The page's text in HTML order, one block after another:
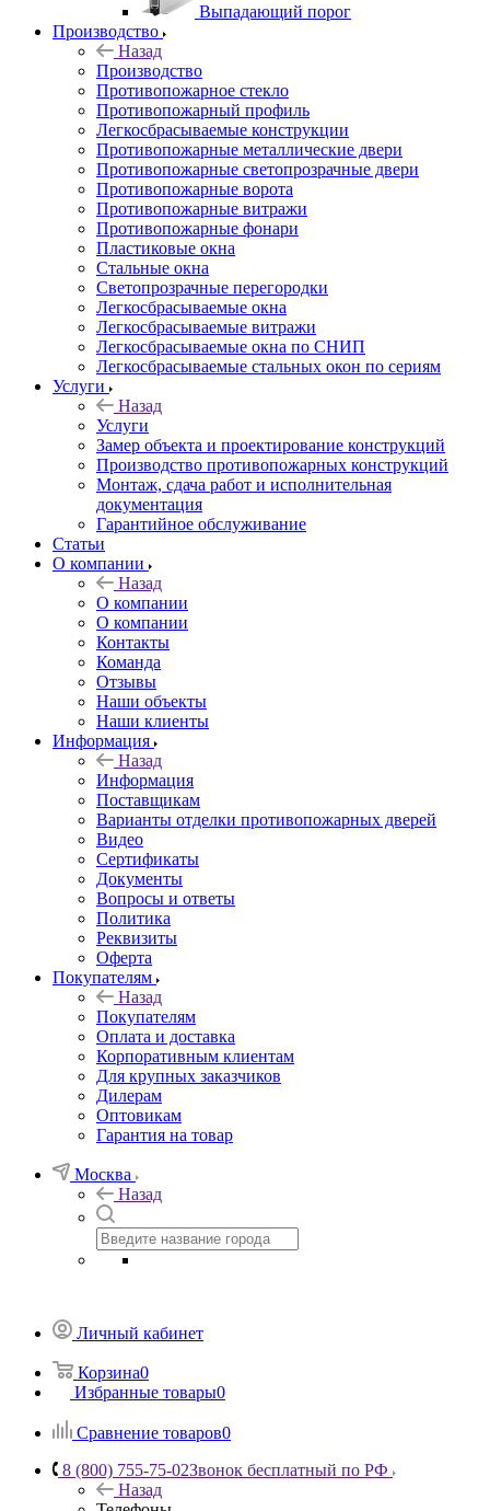
Выпадающий порог
Производство
Назад
Производство
Противопожарное стекло
Противопожарный профиль
Легкосбрасываемые конструкции
Противопожарные металлические двери
Противопожарные светопрозрачные двери
Противопожарные ворота
Противопожарные витражи
Противопожарные фонари
Пластиковые окна
Стальные окна
Светопрозрачные перегородки
Легкосбрасываемые окна
Легкосбрасываемые витражи
Легкосбрасываемые окна по СНИП
Легкосбрасываемые стальных окон по сериям
Услуги
Назад
Услуги
Замер объекта и проектирование конструкций
Производство противопожарных конструкций
Монтаж, сдача работ и исполнительная
документация
Гарантийное обслуживание
Статьи
О компании
Назад
О компании
О компании
Контакты
Команда
Отзывы
Наши объекты
Наши клиенты
Информация
Назад
Информация
Поставщикам
Варианты отделки противопожарных дверей
Видео
Сертификаты
Документы
Вопросы и ответы
Политика
Реквизиты
Оферта
Покупателям
Назад
Покупателям
Оплата и доставка
Корпоративным клиентам
Для крупных заказчиков
Дилерам
Оптовикам
Гарантия на товар
Москва
Назад
Личный кабинет
Корзина0
Избранные товары0
Сравнение товаров0
8 (800) 755-75-02Звонок бесплатный по РФ
Назад